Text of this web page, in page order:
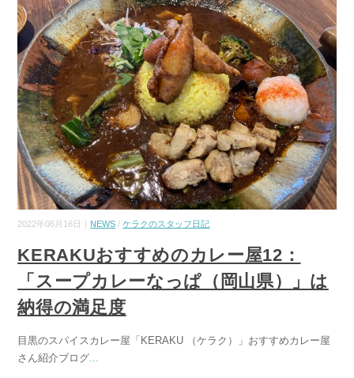
2022年06月16日｜ NEWS /ケラクのスタッフ日記
KERAKUおすすめのカレー屋12：
「スープカレーなっぱ（岡山県）」は
納得の満足度
目黒のスパイスカレー屋「KERAKU （ケラク）」おすすめカレー屋
さん紹介ブログ